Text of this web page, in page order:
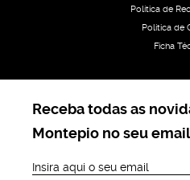
Política de
Política de
Ficha
Receba todas as
Montepio no seu email